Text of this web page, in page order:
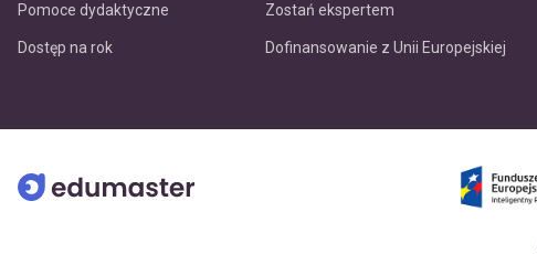
Pomoce dydaktyczne
Dostęp na rok
Zostań ekspertem
Dofinansowanie z Unii Europejskiej